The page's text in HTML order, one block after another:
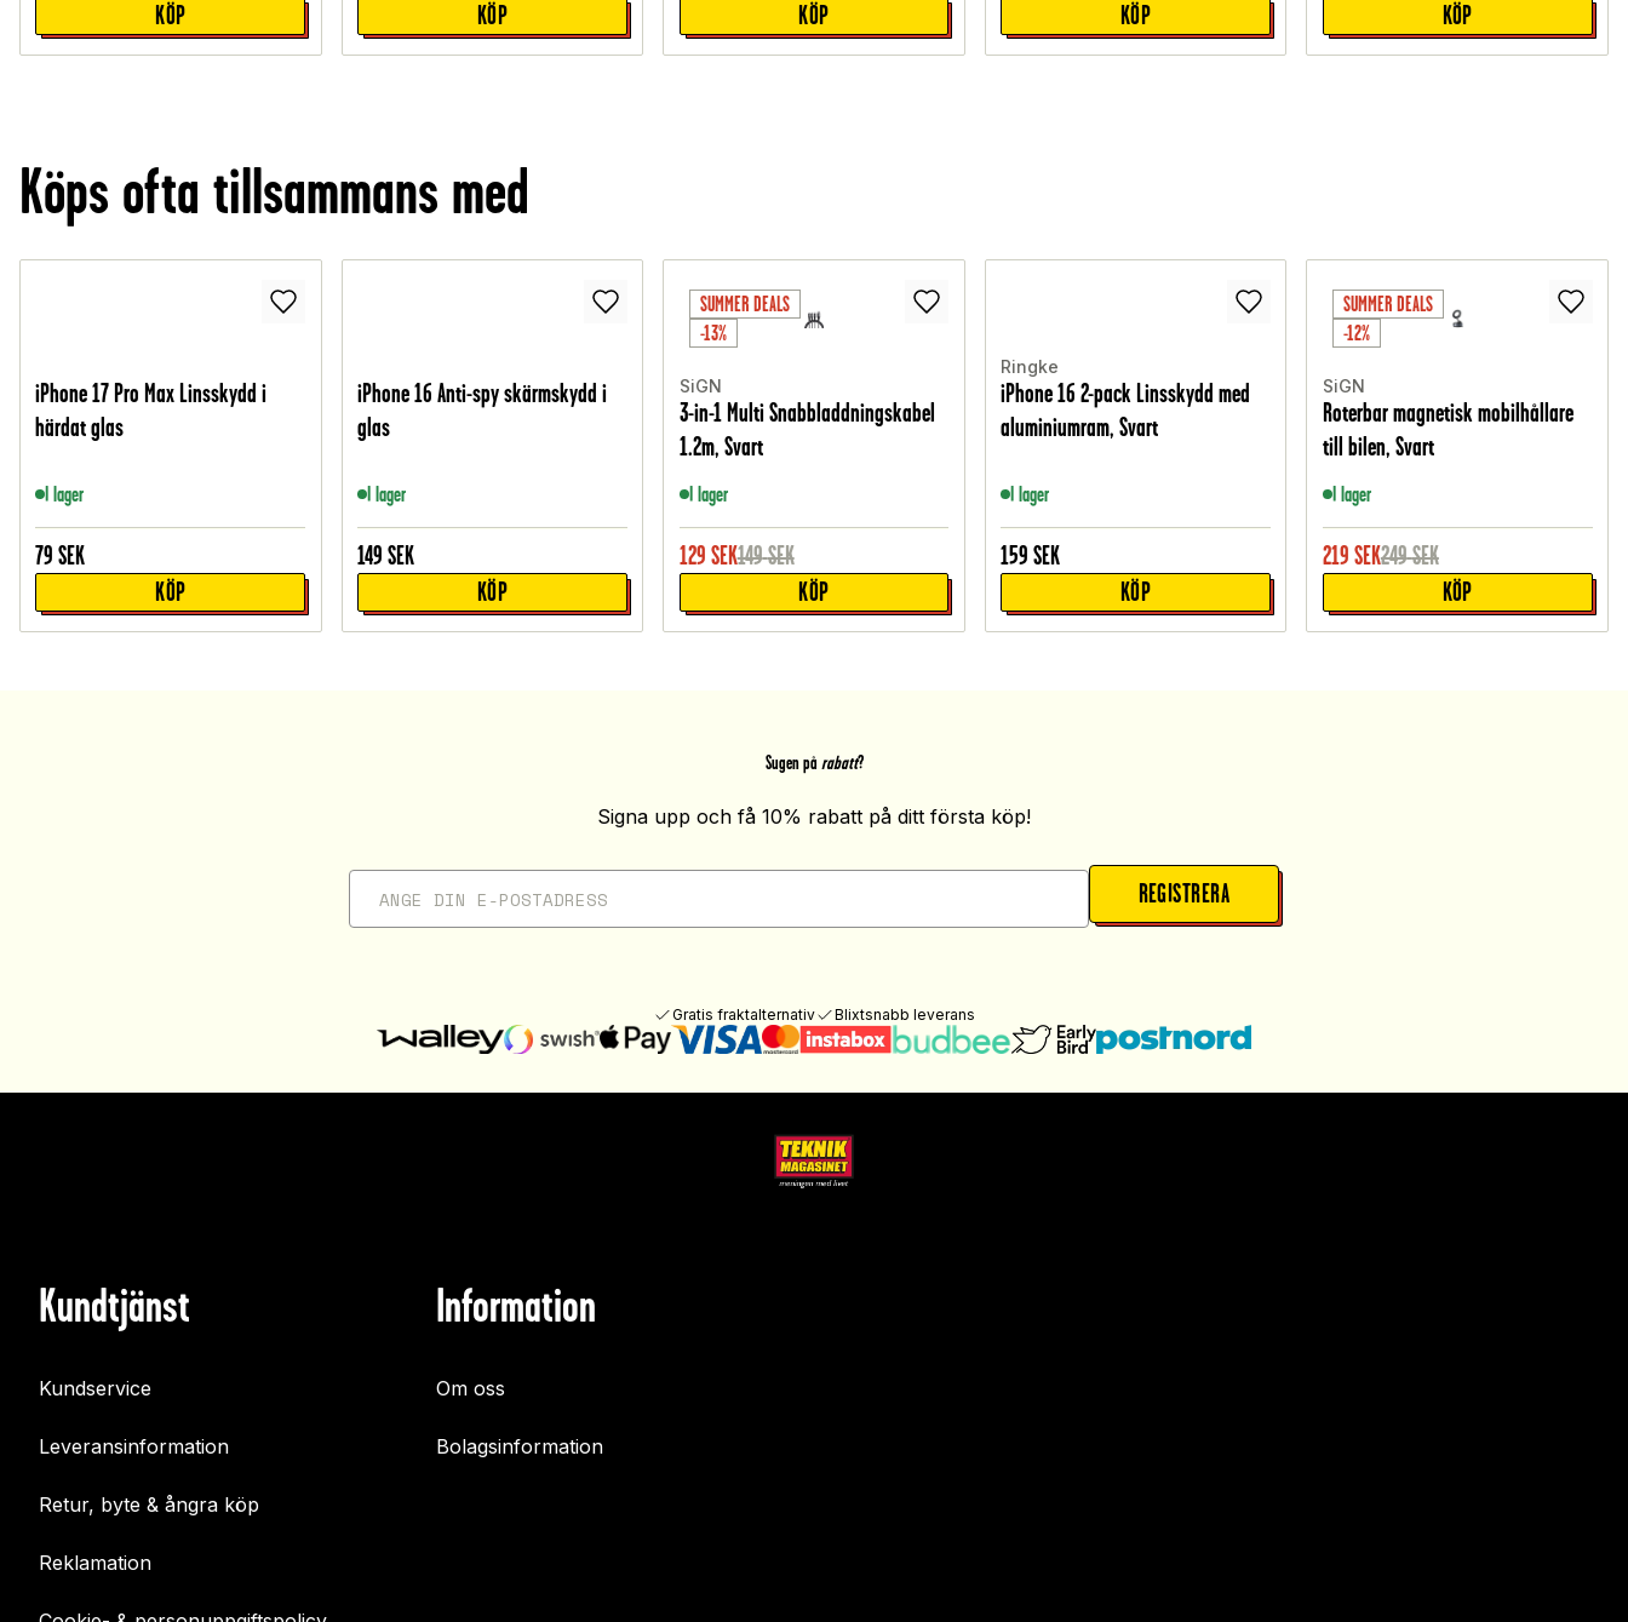
KÖP
KÖP
KÖP
KÖP
KÖP
Köps ofta tillsammans med
iPhone 17 Pro Max Linsskydd i
härdat glas
I lager
79 SEK
KÖP
iPhone 16 Anti-spy skärmskydd i
glas
I lager
149 SEK
KÖP
SUMMER DEALS
-13%
SiGN
3-in-1 Multi Snabbladdningskabel
1.2m, Svart
I lager
129 SEK149SEK
KÖP
Ringke
iPhone 16 2-pack Linsskydd med
aluminiumram, Svart
I lager
159 SEK
KÖP
SUMMER DEALS
-12%
SiGN
Roterbar magnetisk mobilhållare
till bilen, Svart
I lager
219 SEK249SEK
KÖP
Sugen på rabatt?
Signa upp och få 10% rabatt på ditt första köp!
REGISTRERA
Gratis fraktalternativ Blixtsnabb leverans
Kundtjänst
Kundservice
Leveransinformation
Retur, byte & ångra köp
Reklamation
Information
Om oss
Bolagsinformation